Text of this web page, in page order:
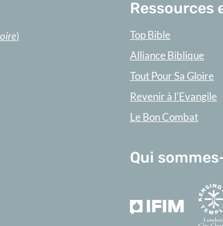
)
Ressources
Top Bible
Alliance Biblique
Tout Pour Sa Gloire
Revenir à l'Evangile
Le Bon Combat
Qui